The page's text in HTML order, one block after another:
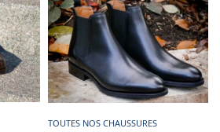
Choix des options
TOUTES NOS CHAUSSURES